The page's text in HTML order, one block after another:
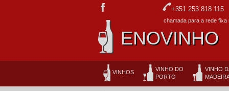
+351 253 818 115
chamada para a rede fixa
ENOVINHO
VINHOS
VINHO DO
PORTO
VINHO